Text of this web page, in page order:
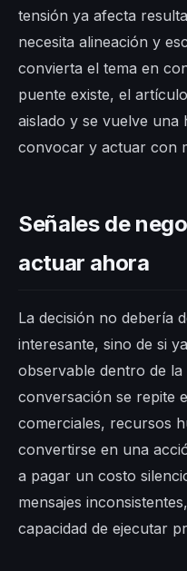
tensión ya afecta
necesita alineación y
convierta el tema en
puente existe, el
aislado y se vuelve
convocar y actuar con
Señales de
actuar ahora
La decisión no debería
interesante, sino de si
observable dentro de
conversación se repite
comerciales, recursos
convertirse en una
a pagar un costo
mensajes
capacidad de ejecutar